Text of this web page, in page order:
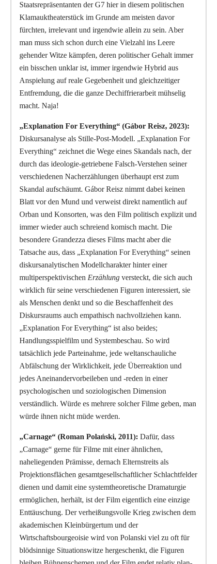
Staatsrepräsentanten der G7 hier in diesem politischen
Klamauktheaterstück im Grunde am meisten davor
fürchten, irrelevant und irgendwie allein zu sein. Aber
man muss sich schon durch eine Vielzahl ins Leere
gehender Witze kämpfen, deren politischer Gehalt immer
ein bisschen unklar ist, immer irgendwie Hybrid aus
Anspielung auf reale Gegebenheit und gleichzeitiger
Entfremdung, die die ganze Dechiffrierarbeit mühselig
macht. Naja!
„Explanation For Everything“ (Gábor Reisz, 2023):
Diskursanalyse als Stille-Post-Modell. „Explanation For
Everything“ zeichnet die Wege eines Skandals nach, der
durch das ideologie-getriebene Falsch-Verstehen seiner
verschiedenen Nacherzählungen überhaupt erst zum
Skandal aufschäumt. Gábor Reisz nimmt dabei keinen
Blatt vor den Mund und verweist direkt namentlich auf
Orban und Konsorten, was den Film politisch explizit und
immer wieder auch schreiend komisch macht. Die
besondere Grandezza dieses Films macht aber die
Tatsache aus, dass „Explanation For Everything“ seinen
diskursanalytischen Modellcharakter hinter einer
multiperspektivischen Erzählungversteckt, die sich auch
wirklich für seine verschiedenen Figuren interessiert, sie
als Menschen denkt und so die Beschaffenheit des
Diskursraums auch empathisch nachvollziehen kann.
„Explanation For Everything“ ist also beides;
Handlungsspielfilm und Systembeschau. So wird
tatsächlich jede Parteinahme, jede weltanschauliche
Abfälschung der Wirklichkeit, jede Überreaktion und
jedes Aneinandervorbeileben und -reden in einer
psychologischen und soziologischen Dimension
verständlich. Würde es mehrere solcher Filme geben, man
würde ihnen nicht müde werden.
„Carnage“ (Roman Polański, 2011): Dafür, dass
„Carnage“ gerne für Filme mit einer ähnlichen,
naheliegenden Prämisse, dernach Elternstreits als
Projektionsflächen gesamtgesellschaftlicher Schlachtfelder
dienen und damit eine systemtheoretische Dramaturgie
ermöglichen, herhält, ist der Film eigentlich eine einzige
Enttäuschung. Der verheißungsvolle Krieg zwischen dem
akademischen Kleinbürgertum und der
Wirtschaftsbourgeoisie wird von Polanski viel zu oft für
blödsinnige Situationswitze hergeschenkt, die Figuren